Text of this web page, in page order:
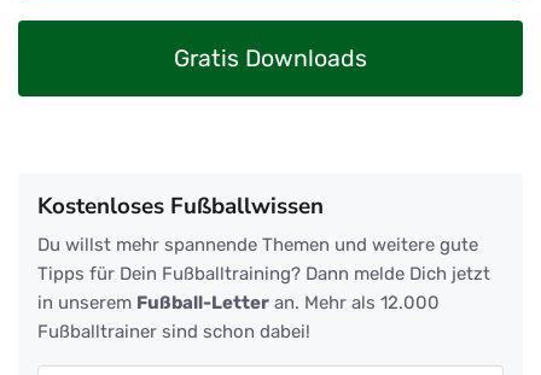
Gratis Downloads
Kostenloses Fußballwissen
Du willst mehr spannende Themen und weitere gute
Tipps für Dein Fußballtraining? Dann melde Dich jetzt
in unserem Fußball-Letter an. Mehr als 12.000
Fußballtrainer sind schon dabei!